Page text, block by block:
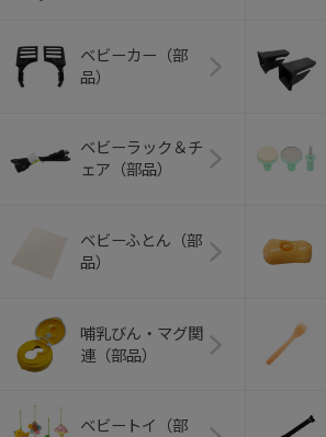
ベビーカー（部
品）
ベビーラック＆チ
ェア（部品）
ベビーふとん（部
品）
哺乳びん・マグ関
連（部品）
ベビートイ（部